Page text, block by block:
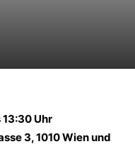
Uhr
3, 1010 Wien und